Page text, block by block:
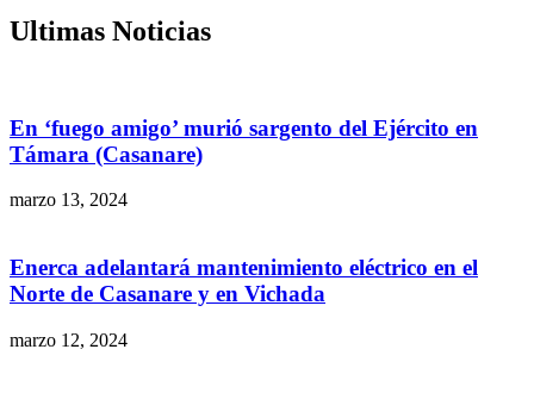
Ultimas Noticias
En ‘fuego amigo’ murió sargento del Ejército en
Támara (Casanare)
marzo 13, 2024
Enerca adelantará mantenimiento eléctrico en el
Norte de Casanare y en Vichada
marzo 12, 2024